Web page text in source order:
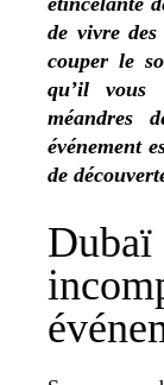
de vivre
couper le
qu’il vous
méandres
événement
de